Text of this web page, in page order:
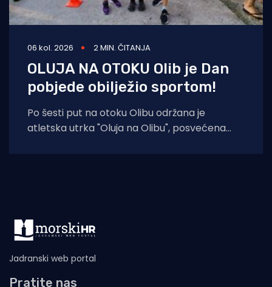
06 kol. 2026 2 MIN. ČITANJA
OLUJA NA OTOKU Olib je Dan
pobjede obilježio sportom!
Po šesti put na otoku Olibu održana je
atletska utrka "Oluja na Olibu", posvećena
Jadranski web portal
Pratite nas